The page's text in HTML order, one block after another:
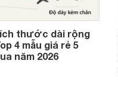
thước dài rộng
4 mẫu giá rẻ 5
năm 2026